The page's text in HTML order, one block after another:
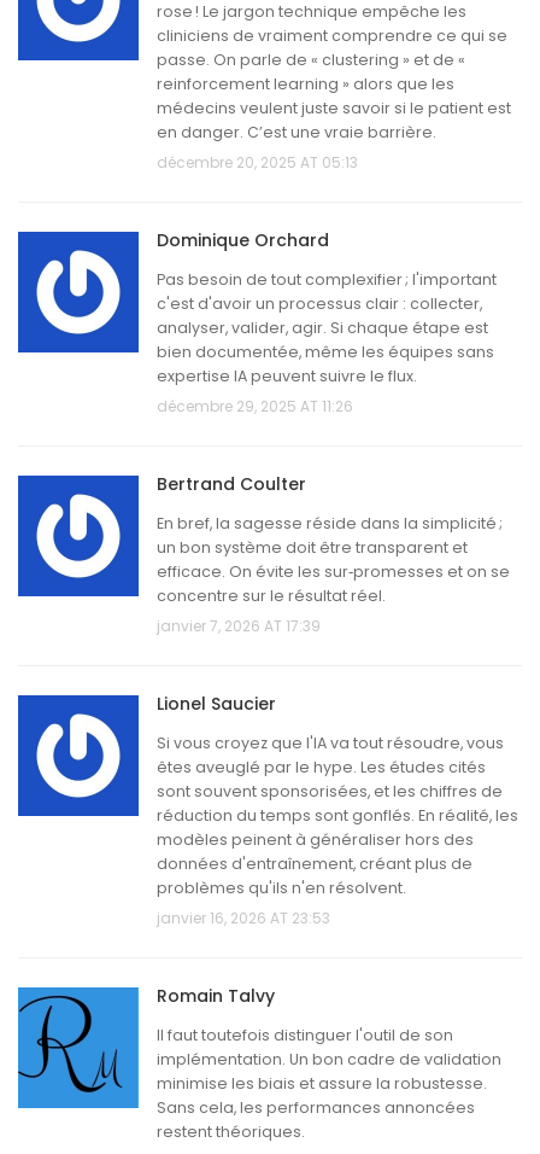
rose ! Le jargon technique empêche les
cliniciens de vraiment comprendre ce qui se
passe. On parle de « clustering » et de «
reinforcement learning » alors que les
médecins veulent juste savoir si le patient est
en danger. C’est une vraie barrière.
décembre 20, 2025 AT 05:13
Dominique Orchard
Pas besoin de tout complexifier ; l'important
c'est d'avoir un processus clair : collecter,
analyser, valider, agir. Si chaque étape est
bien documentée, même les équipes sans
expertise IA peuvent suivre le flux.
décembre 29, 2025 AT 11:26
Bertrand Coulter
En bref, la sagesse réside dans la simplicité ;
un bon système doit être transparent et
efficace. On évite les sur‑promesses et on se
concentre sur le résultat réel.
janvier 7, 2026 AT 17:39
Lionel Saucier
Si vous croyez que l'IA va tout résoudre, vous
êtes aveuglé par le hype. Les études cités
sont souvent sponsorisées, et les chiffres de
réduction du temps sont gonflés. En réalité, les
modèles peinent à généraliser hors des
données d'entraînement, créant plus de
problèmes qu'ils n'en résolvent.
janvier 16, 2026 AT 23:53
Romain Talvy
Il faut toutefois distinguer l'outil de son
implémentation. Un bon cadre de validation
minimise les biais et assure la robustesse.
Sans cela, les performances annoncées
restent théoriques.